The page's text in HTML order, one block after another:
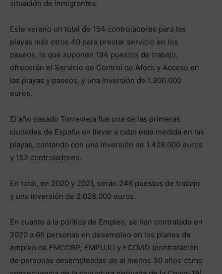
situación de inmigrantes.
Este verano un total de 154 controladores para las
playas más otros 40 para prestar servicio en los
paseos, lo que suponen 194 puestos de trabajo,
ofrecerán el Servicio de Control de Aforo y Acceso en
las playas y paseos, y una inversión de 1.200.000
euros.
El año pasado Torrevieja fue una de las primeras
ciudades de España en llevar a cabo esta medida en las
playas, contando con una inversión de 1.428.000 euros
y 152 controladores.
En total, en 2020 y 2021, serán 246 puestos de trabajo
y una inversión de 2.628.000 euros.
En cuanto a la política de Empleo, se han contratado en
2020 a 65 personas en desempleo en los planes de
empleo de EMCORP, EMPUJU y ECOVID (contratación
de personas desempleadas de al menos 30 años como